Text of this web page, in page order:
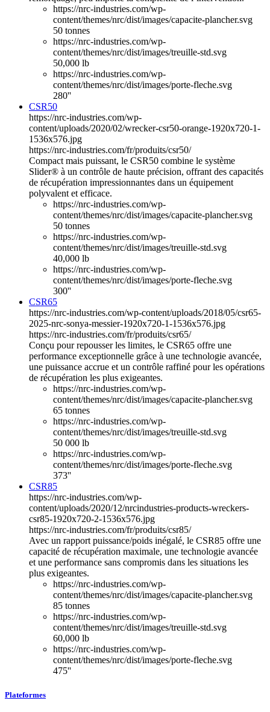
https://nrc-industries.com/wp-
content/themes/nrc/dist/images/capacite-plancher.svg
50 tonnes
https://nrc-industries.com/wp-
content/themes/nrc/dist/images/treuille-std.svg
50,000 lb
https://nrc-industries.com/wp-
content/themes/nrc/dist/images/porte-fleche.svg
280''
CSR50
https://nrc-industries.com/wp-
content/uploads/2020/02/wrecker-csr50-orange-1920x720-1-
1536x576.jpg
https://nrc-industries.com/fr/produits/csr50/
Compact mais puissant, le CSR50 combine le système
Slider® à un contrôle de haute précision, offrant des capacités
de récupération impressionnantes dans un équipement
polyvalent et efficace.
https://nrc-industries.com/wp-
content/themes/nrc/dist/images/capacite-plancher.svg
50 tonnes
https://nrc-industries.com/wp-
content/themes/nrc/dist/images/treuille-std.svg
40,000 lb
https://nrc-industries.com/wp-
content/themes/nrc/dist/images/porte-fleche.svg
300''
CSR65
https://nrc-industries.com/wp-content/uploads/2018/05/csr65-
2025-nrc-sonya-messier-1920x720-1-1536x576.jpg
https://nrc-industries.com/fr/produits/csr65/
Conçu pour repousser les limites, le CSR65 offre une
performance exceptionnelle grâce à une technologie avancée,
une puissance accrue et un contrôle raffiné pour les opérations
de récupération les plus exigeantes.
https://nrc-industries.com/wp-
content/themes/nrc/dist/images/capacite-plancher.svg
65 tonnes
https://nrc-industries.com/wp-
content/themes/nrc/dist/images/treuille-std.svg
50 000 lb
https://nrc-industries.com/wp-
content/themes/nrc/dist/images/porte-fleche.svg
373''
CSR85
https://nrc-industries.com/wp-
content/uploads/2020/12/nrcindustries-products-wreckers-
csr85-1920x720-2-1536x576.jpg
https://nrc-industries.com/fr/produits/csr85/
Avec un rapport puissance/poids inégalé, le CSR85 offre une
capacité de récupération maximale, une technologie avancée
et une performance sans compromis dans les situations les
plus exigeantes.
https://nrc-industries.com/wp-
content/themes/nrc/dist/images/capacite-plancher.svg
85 tonnes
https://nrc-industries.com/wp-
content/themes/nrc/dist/images/treuille-std.svg
60,000 lb
https://nrc-industries.com/wp-
content/themes/nrc/dist/images/porte-fleche.svg
475''
Plateformes